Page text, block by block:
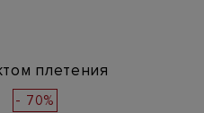
плетения
- 70%